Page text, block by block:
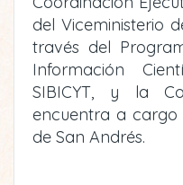
del Viceministerio
través del
Información
SIBICYT, y la
encuentra a cargo
de San Andrés.